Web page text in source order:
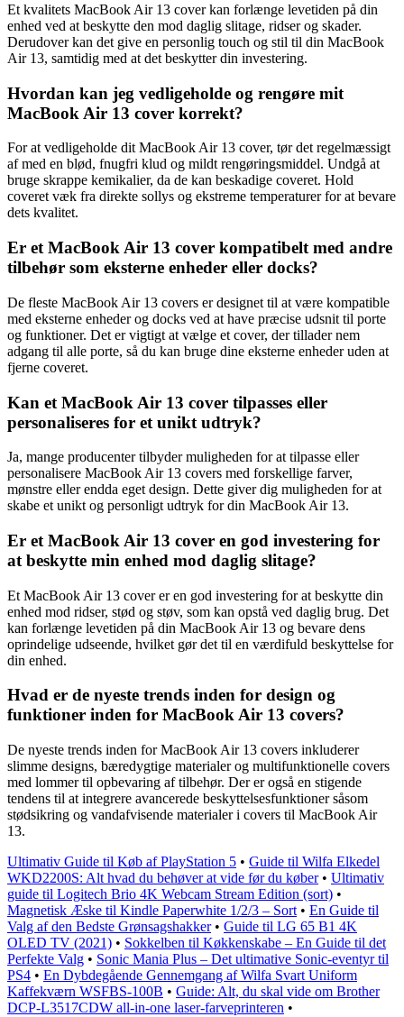
Et kvalitets MacBook Air 13 cover kan forlænge levetiden på din
enhed ved at beskytte den mod daglig slitage, ridser og skader.
Derudover kan det give en personlig touch og stil til din MacBook
Air 13, samtidig med at det beskytter din investering.
Hvordan kan jeg vedligeholde og rengøre mit
MacBook Air 13 cover korrekt?
For at vedligeholde dit MacBook Air 13 cover, tør det regelmæssigt
af med en blød, fnugfri klud og mildt rengøringsmiddel. Undgå at
bruge skrappe kemikalier, da de kan beskadige coveret. Hold
coveret væk fra direkte sollys og ekstreme temperaturer for at bevare
dets kvalitet.
Er et MacBook Air 13 cover kompatibelt med andre
tilbehør som eksterne enheder eller docks?
De fleste MacBook Air 13 covers er designet til at være kompatible
med eksterne enheder og docks ved at have præcise udsnit til porte
og funktioner. Det er vigtigt at vælge et cover, der tillader nem
adgang til alle porte, så du kan bruge dine eksterne enheder uden at
fjerne coveret.
Kan et MacBook Air 13 cover tilpasses eller
personaliseres for et unikt udtryk?
Ja, mange producenter tilbyder muligheden for at tilpasse eller
personalisere MacBook Air 13 covers med forskellige farver,
mønstre eller endda eget design. Dette giver dig muligheden for at
skabe et unikt og personligt udtryk for din MacBook Air 13.
Er et MacBook Air 13 cover en god investering for
at beskytte min enhed mod daglig slitage?
Et MacBook Air 13 cover er en god investering for at beskytte din
enhed mod ridser, stød og støv, som kan opstå ved daglig brug. Det
kan forlænge levetiden på din MacBook Air 13 og bevare dens
oprindelige udseende, hvilket gør det til en værdifuld beskyttelse for
din enhed.
Hvad er de nyeste trends inden for design og
funktioner inden for MacBook Air 13 covers?
De nyeste trends inden for MacBook Air 13 covers inkluderer
slimme designs, bæredygtige materialer og multifunktionelle covers
med lommer til opbevaring af tilbehør. Der er også en stigende
tendens til at integrere avancerede beskyttelsesfunktioner såsom
stødsikring og vandafvisende materialer i covers til MacBook Air
13.
Ultimativ Guide til Køb af PlayStation 5 • Guide til Wilfa Elkedel
WKD2200S: Alt hvad du behøver at vide før du køber• Ultimativ
guide til Logitech Brio 4K Webcam Stream Edition (sort) •
Magnetisk Æske til Kindle Paperwhite 1/2/3 – Sort • En Guide til
Valg af den Bedste Grønsagshakker• Guide til LG 65 B1 4K
OLED TV (2021) • Sokkelben til Køkkenskabe – En Guide til det
Perfekte Valg • Sonic Mania Plus – Det ultimative Sonic-eventyr til
PS4 • En Dybdegående Gennemgang af Wilfa Svart Uniform
Kaffekværn WSFBS-100B • Guide: Alt, du skal vide om Brother
DCP-L3517CDW all-in-one laser-farveprinteren •